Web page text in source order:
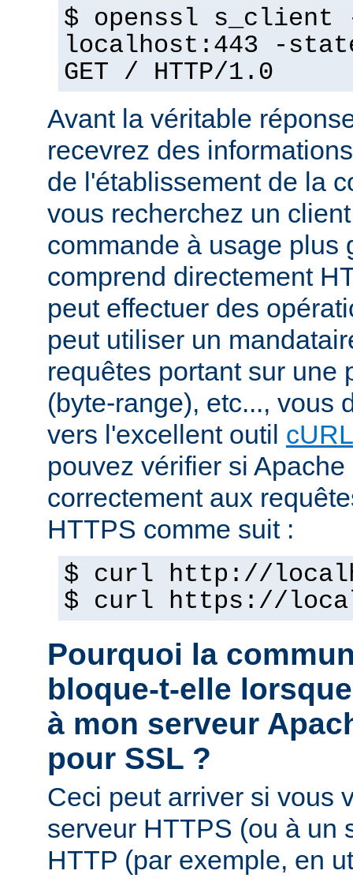
$ openssl s_client
localhost:443 -
GET / HTTP/1.0
Avant la véritable
recevrez des
de l'établissement de la
vous recherchez un
commande à usage plus
comprend directement
peut effectuer des
peut utiliser un
requêtes portant sur une
(byte-range), etc..., vous
vers l'excellent outil cURL
pouvez vérifier si
correctement aux
HTTPS comme suit :
$ curl http://
$ curl https://
Pourquoi la
bloque-t-elle
à mon serveur
pour SSL ?
Ceci peut arriver si vous
serveur HTTPS (ou à un
HTTP (par exemple, en